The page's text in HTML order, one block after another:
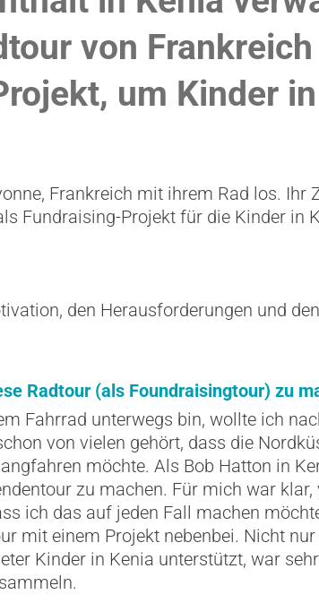
von
um Kinder
Frankreich mit ihrem Rad los. Ihr
Fundraising-Projekt für die Kinder in
den Herausforderungen und
Radtour (als Foundraisingtour) zu
Fahrrad unterwegs bin, wollte ich
von vielen gehört, dass die
möchte. Als Bob Hatton in
zu machen. Für mich war
ich das auf jeden Fall machen
mit einem Projekt nebenbei. Nicht
Kinder in Kenia unterstützt, war